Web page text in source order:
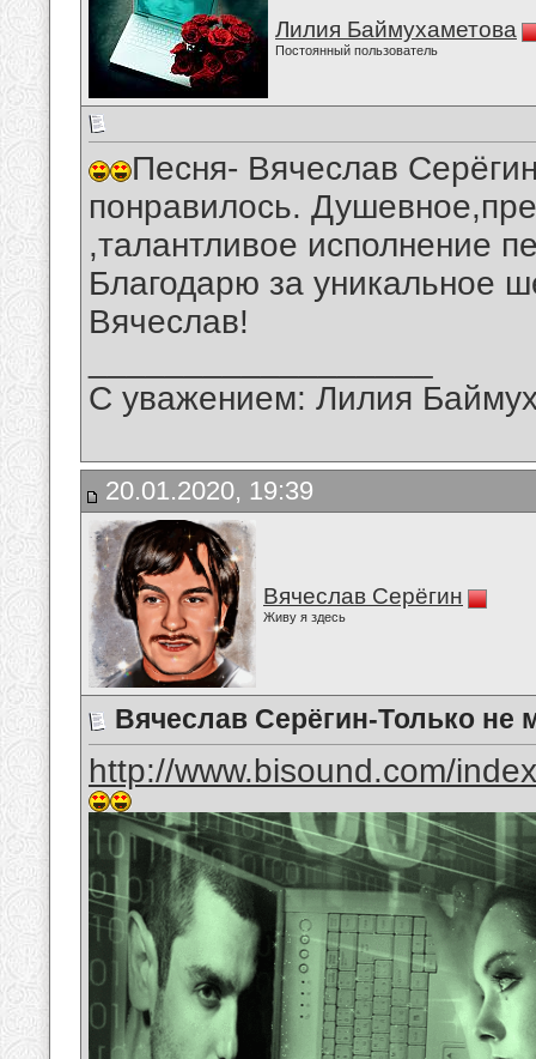
Лилия Баймухаметова
Постоянный пользователь
Песня- Вячеслав
понравилось.
,талантливое исполнение
Благодарю за уникальное
Вячеслав!
С уважением: Лилия
20.01.2020, 19:39
Вячеслав Серёгин
Живу я здесь
Вячеслав Серёгин-Только не
http://www.bisound.com/